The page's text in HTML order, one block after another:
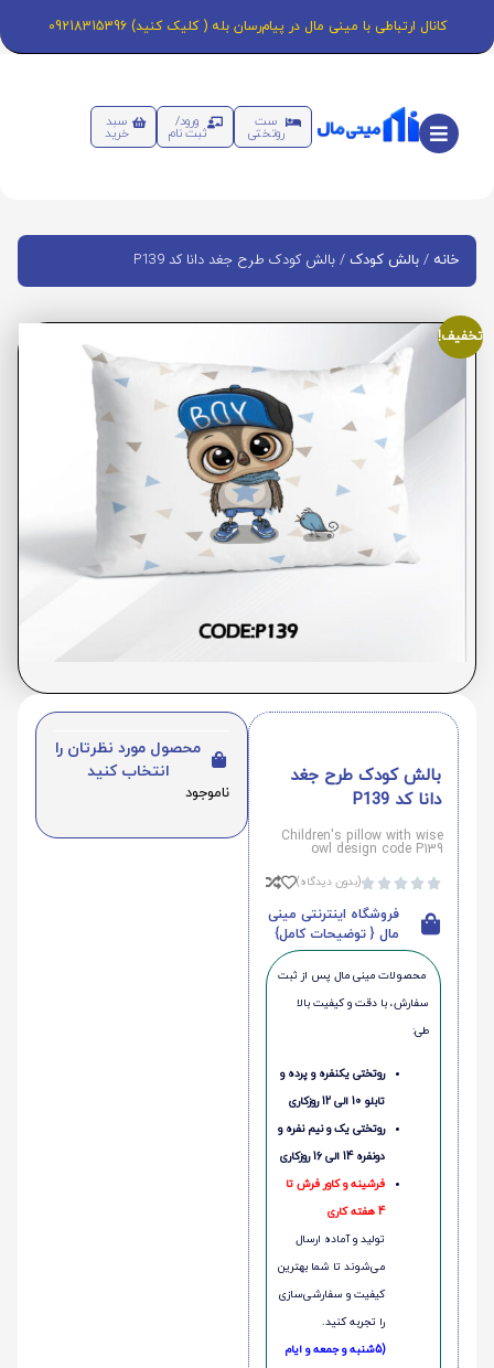
کانال ارتباطی با مینی مال در پیام‌رسان بله ( کلیک کنید) 09218315396
ست
روتختی
ورود/
ثبت نام
سبد
خرید
خانه / بالش کودک / بالش کودک طرح جغد دانا کد P139
تخفیف!
بالش کودک طرح جغد
دانا کد P139
Children's pillow with wise
owl design code P139




(بدون دیدگاه)
فروشگاه اینترنتی مینی
مال { توضیحات کامل}
محصولات مینی‌ مال پس از ثبت
سفارش، با دقت و کیفیت بالا
طی:
روتختی یکنفره و پرده و
تابلو 10 الی 12 روزکاری
روتختی یک و نیم نفره و
دونفره 14 الی 16 روزکاری
فرشینه و کاور فرش تا
4 هفته کاری
تولید و آماده ارسال
می‌شوند تا شما بهترین
کیفیت و سفارشی‌سازی
را تجربه کنید.
(5شنبه و جمعه و ایام
محصول مورد نظرتان را
انتخاب کنید
ناموجود